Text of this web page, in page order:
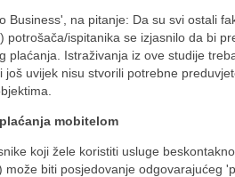
Business', na pitanje: Da su svi ostali
potrošača/ispitanika se izjasnilo da bi
plaćanja. Istraživanja iz ove studije
još uvijek nisu stvorili potrebne
mobitelom
koji žele koristiti usluge
može biti posjedovanje odgovarajućeg